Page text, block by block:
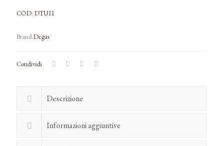
COD: DTU11
Degas
Condividi
Descrizione
Informazioni aggiuntive